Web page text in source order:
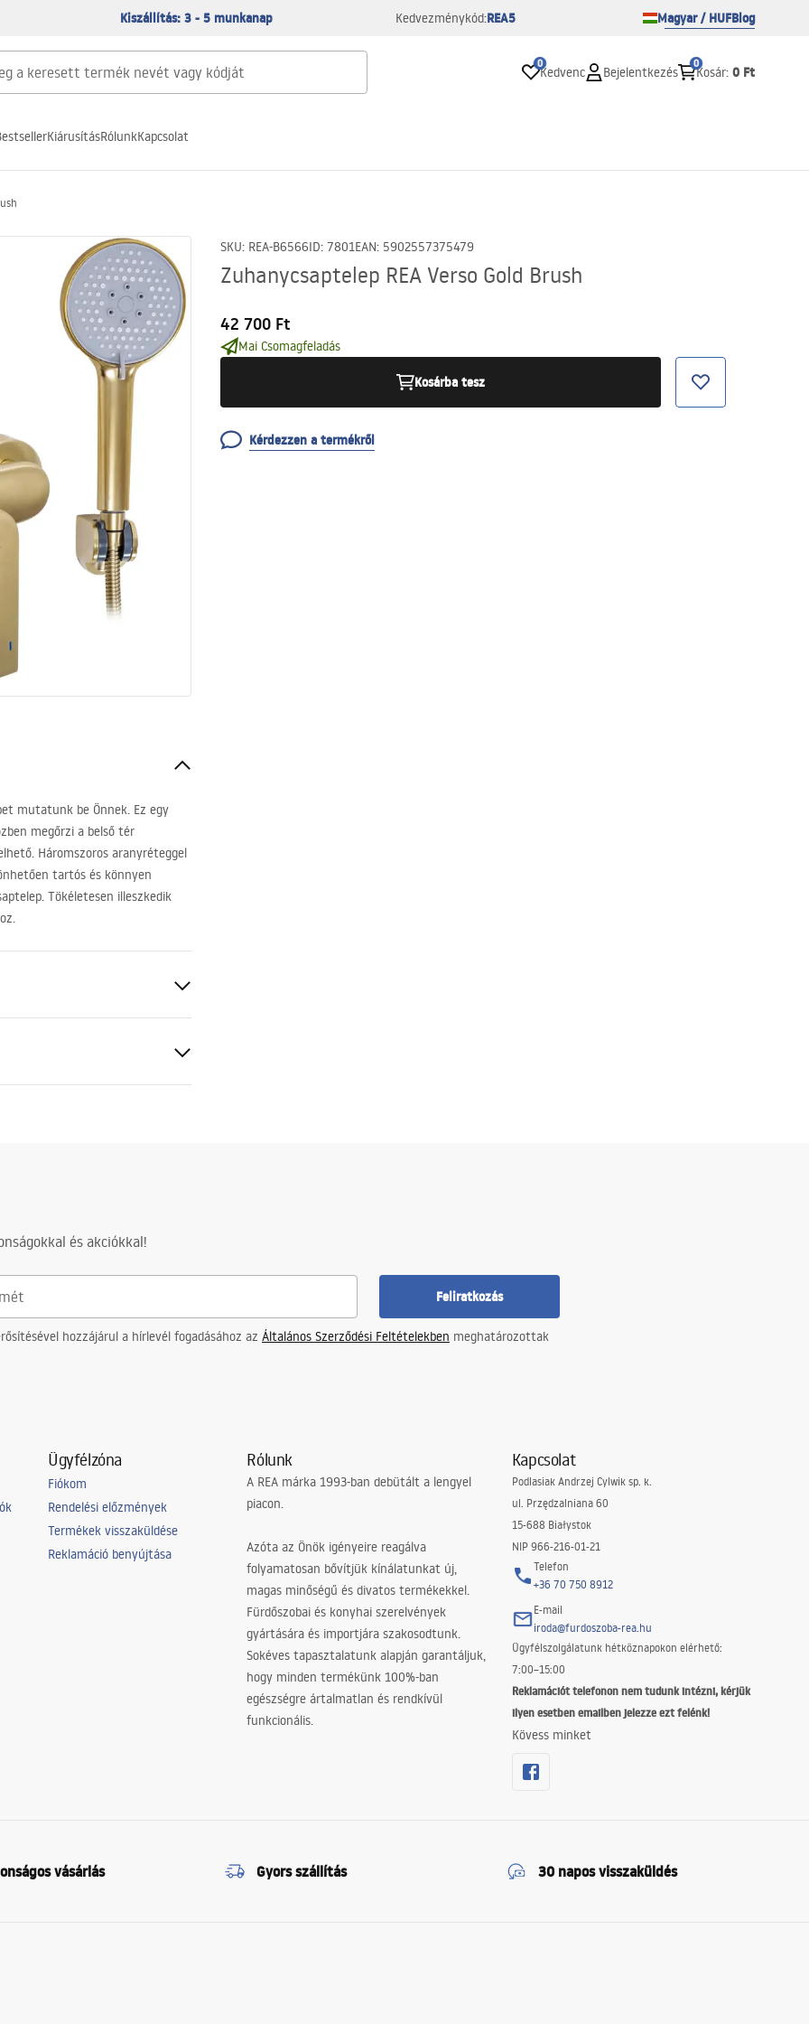
Kiszállítás: 3 - 5 munkanap Kedvezménykód:REA5 Magyar / HUFBlog
0
Kedvenc Bejelentkezés
0
Kosár: 0 Ft
KiárusításRólunkKapcsolat
SKU: REA-B6566ID: 7801EAN: 5902557375479
Zuhanycsaptelep REA Verso Gold Brush
42 700 Ft
Mai Csomagfeladás
Kosárba tesz
Kérdezzen a termékről
mutatunk be Önnek. Ez egy
megőrzi a belső tér
Háromszoros aranyréteggel
tartós és könnyen
Tökéletesen illeszkedik
és akciókkal!
Feliratkozás
hozzájárul a hírlevél fogadásához az Általános Szerződési Feltételekben meghatározottak
Ügyfélzóna
Fiókom
Rendelési előzmények
Termékek visszaküldése
Reklamáció benyújtása
Rólunk
A REA márka 1993-ban debütált a lengyel
piacon.
Azóta az Önök igényeire reagálva
folyamatosan bővítjük kínálatunkat új,
magas minőségű és divatos termékekkel.
Fürdőszobai és konyhai szerelvények
gyártására és importjára szakosodtunk.
Sokéves tapasztalatunk alapján garantáljuk,
hogy minden termékünk 100%-ban
egészségre ártalmatlan és rendkívül
funkcionális.
Kapcsolat
Podlasiak Andrzej Cylwik sp. k.
ul. Przędzalniana 60
15-688 Białystok
NIP 966-216-01-21
Telefon
+36 70 750 8912
E-mail
iroda@furdoszoba-rea.hu
Ügyfélszolgálatunk hétköznapokon elérhető:
7:00–15:00
Reklamációt telefonon nem tudunk intézni, kérjük
ilyen esetben emailben jelezze ezt felénk!
Kövess minket
vásárlás Gyors szállítás 30 napos visszaküldés